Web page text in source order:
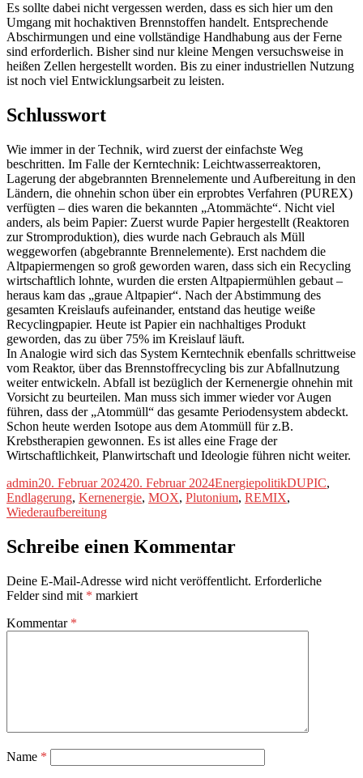
Es sollte dabei nicht vergessen werden, dass es sich hier um den
Umgang mit hochaktiven Brennstoffen handelt. Entsprechende
Abschirmungen und eine vollständige Handhabung aus der Ferne
sind erforderlich. Bisher sind nur kleine Mengen versuchsweise in
heißen Zellen hergestellt worden. Bis zu einer industriellen Nutzung
ist noch viel Entwicklungsarbeit zu leisten.
Schlusswort
Wie immer in der Technik, wird zuerst der einfachste Weg
beschritten. Im Falle der Kerntechnik: Leichtwasserreaktoren,
Lagerung der abgebrannten Brennelemente und Aufbereitung in den
Ländern, die ohnehin schon über ein erprobtes Verfahren (PUREX)
verfügten – dies waren die bekannten „Atommächte“. Nicht viel
anders, als beim Papier: Zuerst wurde Papier hergestellt (Reaktoren
zur Stromproduktion), dies wurde nach Gebrauch als Müll
weggeworfen (abgebrannte Brennelemente). Erst nachdem die
Altpapiermengen so groß geworden waren, dass sich ein Recycling
wirtschaftlich lohnte, wurden die ersten Altpapiermühlen gebaut –
heraus kam das „graue Altpapier“. Nach der Abstimmung des
gesamten Kreislaufs aufeinander, entstand das heutige weiße
Recyclingpapier. Heute ist Papier ein nachhaltiges Produkt
geworden, das zu über 75% im Kreislauf läuft.
In Analogie wird sich das System Kerntechnik ebenfalls schrittweise
vom Reaktor, über das Brennstoffrecycling bis zur Abfallnutzung
weiter entwickeln. Abfall ist bezüglich der Kernenergie ohnehin mit
Vorsicht zu beurteilen. Man muss sich immer wieder vor Augen
führen, dass der „Atommüll“ das gesamte Periodensystem abdeckt.
Schon heute werden Isotope aus dem Atommüll für z.B.
Krebstherapien gewonnen. Es ist alles eine Frage der
Wirtschaftlichkeit, Planwirtschaft und Ideologie führen nicht weiter.
Autor
adminVeröffentlicht
am
20. Februar 202420. Februar 2024Kategorien
EnergiepolitikSchlagwörter
DUPIC,
Endlagerung, Kernenergie, MOX, Plutonium, REMIX,
Wiederaufbereitung
Schreibe einen Kommentar
Deine E-Mail-Adresse wird nicht veröffentlicht. Erforderliche
Felder sind mit * markiert
Kommentar *
Name *